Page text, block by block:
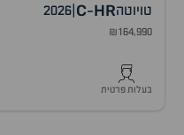
טויוטה C-HR
2026
₪164,990
בעלות פרטית